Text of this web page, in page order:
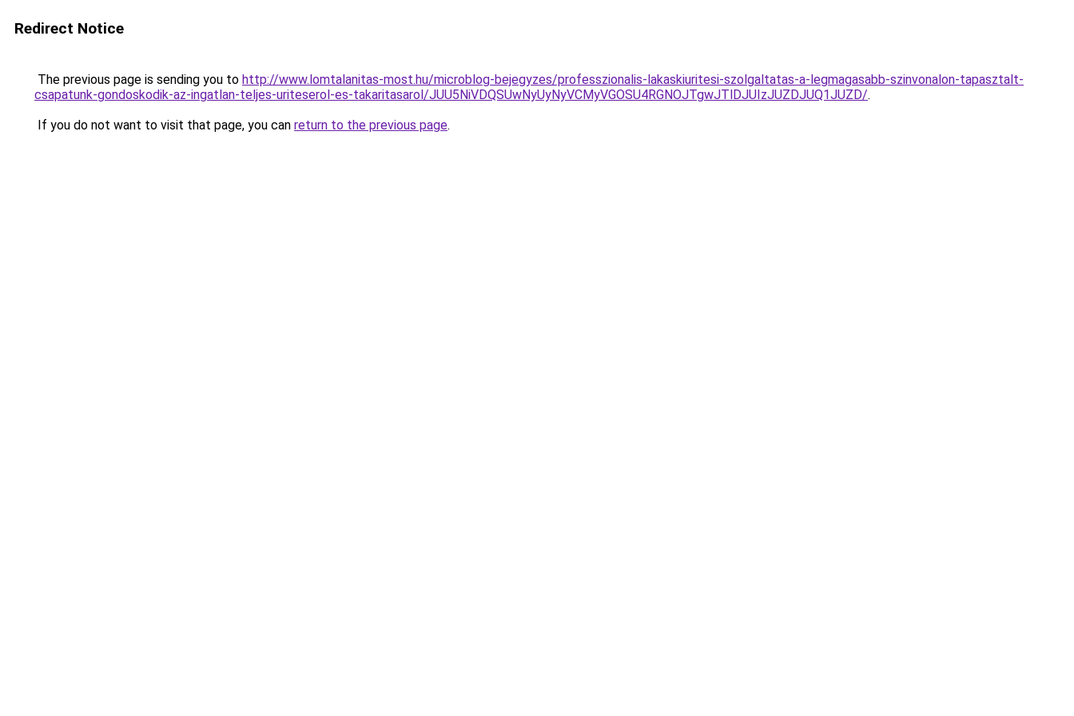
Redirect Notice
The previous page is sending you to http://www.lomtalanitas-most.hu/microblog-bejegyzes/professzionalis-lakaskiuritesi-szolgaltatas-a-legmagasabb-szinvonalon-tapasztalt-
csapatunk-gondoskodik-az-ingatlan-teljes-uriteserol-es-takaritasarol/JUU5NiVDQSUwNyUyNyVCMyVGOSU4RGNOJTgwJTlDJUIzJUZDJUQ1JUZD/.
If you do not want to visit that page, you can return to the previous page.